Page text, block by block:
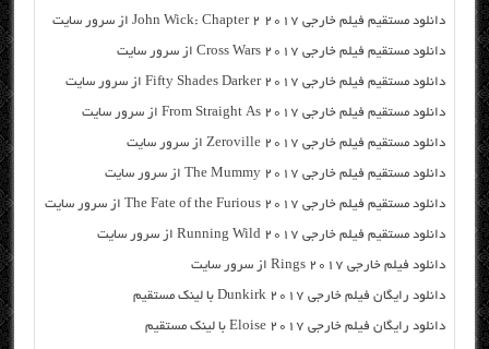
دانلود مستقیم فیلم خارجی John Wick: Chapter 2 2017 از سرور سایت
دانلود مستقیم فیلم خارجی Cross Wars 2017 از سرور سایت
دانلود مستقیم فیلم خارجی Fifty Shades Darker 2017 از سرور سایت
دانلود مستقیم فیلم خارجی From Straight As 2017 از سرور سایت
دانلود مستقیم فیلم خارجی Zeroville 2017 از سرور سایت
دانلود مستقیم فیلم خارجی The Mummy 2017 از سرور سایت
دانلود مستقیم فیلم خارجی The Fate of the Furious 2017 از سرور سایت
دانلود مستقیم فیلم خارجی Running Wild 2017 از سرور سایت
دانلود فیلم خارجی Rings 2017 از سرور سایت
دانلود رایگان فیلم خارجی Dunkirk 2017 با لینک مستقیم
دانلود رایگان فیلم خارجی Eloise 2017 با لینک مستقیم